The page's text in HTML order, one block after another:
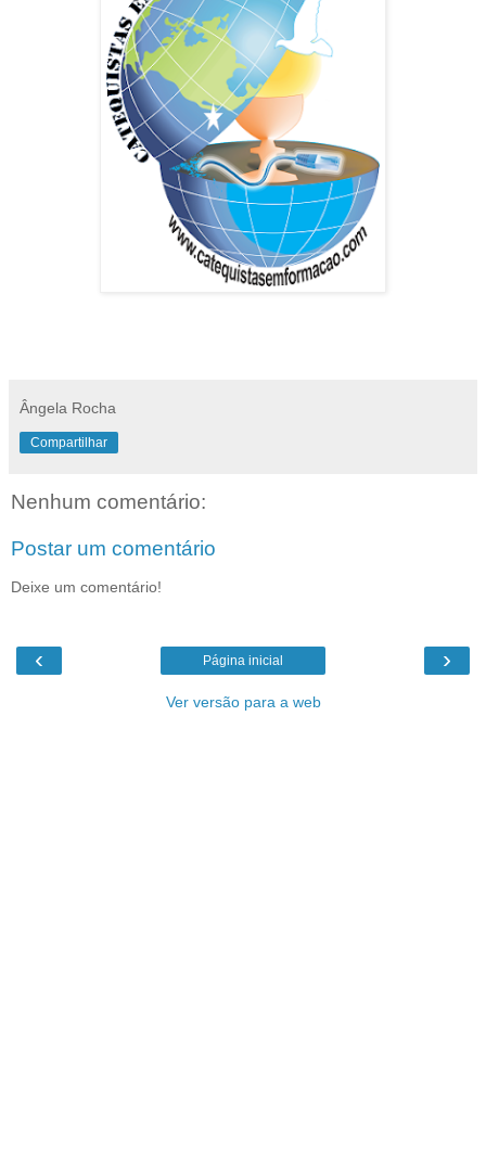
Ângela Rocha
Compartilhar
Nenhum comentário:
Postar um comentário
Deixe um comentário!
‹ ›
Página inicial
Ver versão para a web